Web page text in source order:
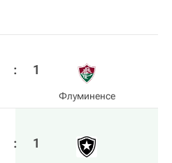
: 1
Флуминенсе
: 1